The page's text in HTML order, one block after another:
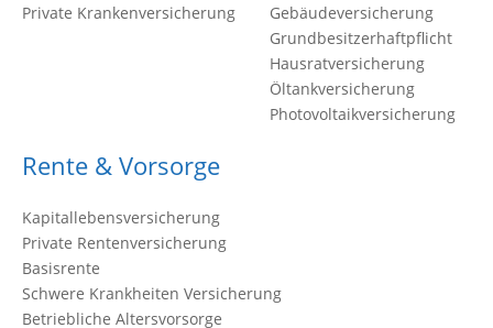
Private Krankenversicherung
Gebäudeversicherung
Grundbesitzerhaftpflicht
Hausratversicherung
Öltankversicherung
Photovoltaikversicherung
Rente & Vorsorge
Kapitallebensversicherung
Private Rentenversicherung
Basisrente
Schwere Krankheiten Versicherung
Betriebliche Altersvorsorge